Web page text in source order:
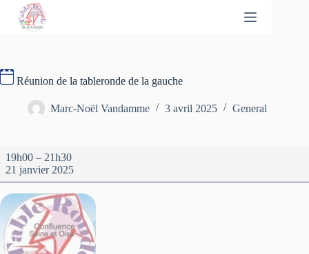
Réunion de la tableronde de la gauche
Marc-Noël Vandamme 3 avril 2025 General
19h00 – 21h30
21 janvier 2025